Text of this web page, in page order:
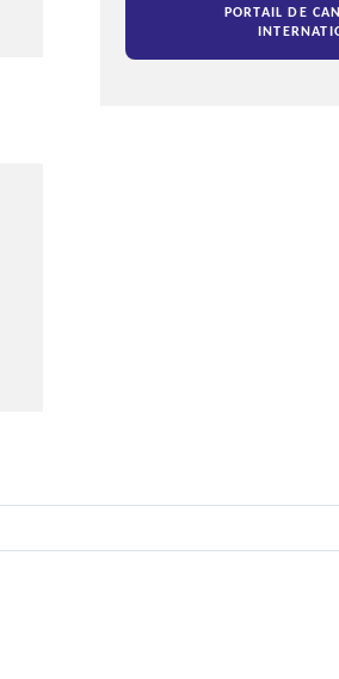
PORTAIL DE